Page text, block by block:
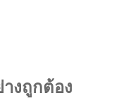
งถูกต้อง